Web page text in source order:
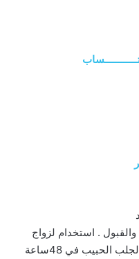
. استخدام لزواج
البنت المتعسرة عن الزواج . استخدام لجلب الحبيب في 48ساعة